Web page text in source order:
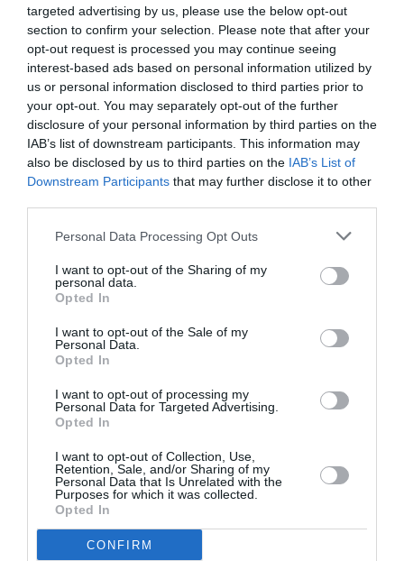
targeted advertising by us, please use the below opt-out
section to confirm your selection. Please note that after your
opt-out request is processed you may continue seeing
interest-based ads based on personal information utilized by
us or personal information disclosed to third parties prior to
your opt-out. You may separately opt-out of the further
disclosure of your personal information by third parties on the
IAB’s list of downstream participants. This information may
also be disclosed by us to third parties on the IAB’s List of
Downstream Participants that may further disclose it to other
Personal Data Processing Opt Outs
I want to opt-out of the Sharing of my
personal data.
Opted In
I want to opt-out of the Sale of my
Personal Data.
Opted In
I want to opt-out of processing my
Personal Data for Targeted Advertising.
Opted In
I want to opt-out of Collection, Use,
Retention, Sale, and/or Sharing of my
Personal Data that Is Unrelated with the
Purposes for which it was collected.
Opted In
CONFIRM
Post precedente
Costez (Grumello / Telgate – BG) è
Mainstream. 11/10 Extasi, 12/10 Giordano
Mazzocchi
Post successivo
(BS), in Franciacorta
TI POTREBBERO INTERESSARE
ANCHE: